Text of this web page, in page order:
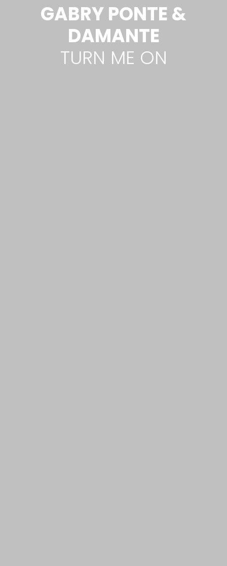
GABRY PONTE &
DAMANTE
TURN ME ON